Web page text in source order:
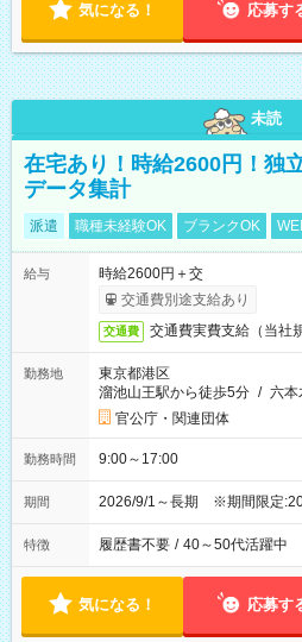
気になる！ 応募す
未読
在宅あり！時給2600円！独
データ集計
派遣 職種未経験OK ブランクOK
給与
時給2600円＋交
交通費別途支給あり
交通費 交通費実費支給（当社
勤務地
東京都港区
溜池山王駅から徒歩5分 / 六本
官公庁・関連団体
勤務時間 9:00～17:00
期間 2026/9/1～長期 ※期間限定
特徴 履歴書不要 / 40～50代活躍中
気になる！ 応募す